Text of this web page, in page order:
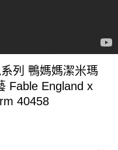
列 鴨媽媽潔米瑪
Fable England x
Peter Rabbit Jemima Charm 40458